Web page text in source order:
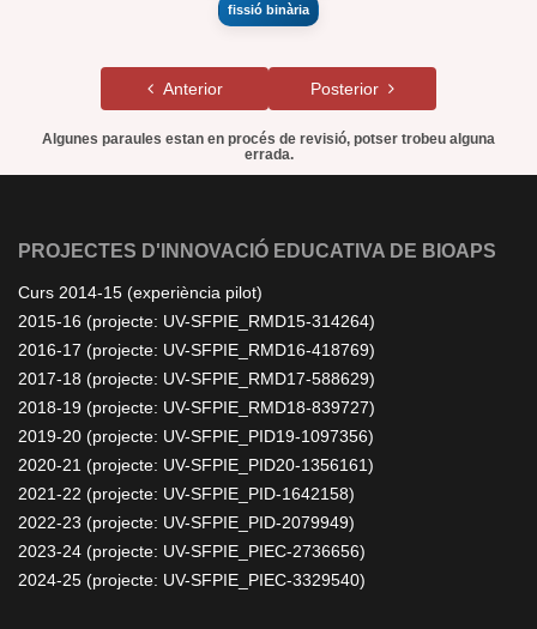
fissió binària
Anterior Posterior
Algunes paraules estan en procés de revisió, potser trobeu alguna
errada.
PROJECTES D'INNOVACIÓ EDUCATIVA DE BIOAPS
Curs 2014-15 (experiència pilot)
2015-16 (projecte: UV-SFPIE_RMD15-314264)
2016-17 (projecte: UV-SFPIE_RMD16-418769)
2017-18 (projecte: UV-SFPIE_RMD17-588629)
2018-19 (projecte: UV-SFPIE_RMD18-839727)
2019-20 (projecte: UV-SFPIE_PID19-1097356)
2020-21 (projecte: UV-SFPIE_PID20-1356161)
2021-22 (projecte: UV-SFPIE_PID-1642158)
2022-23 (projecte: UV-SFPIE_PID-2079949)
2023-24 (projecte: UV-SFPIE_PIEC-2736656)
2024-25 (projecte: UV-SFPIE_PIEC-3329540)